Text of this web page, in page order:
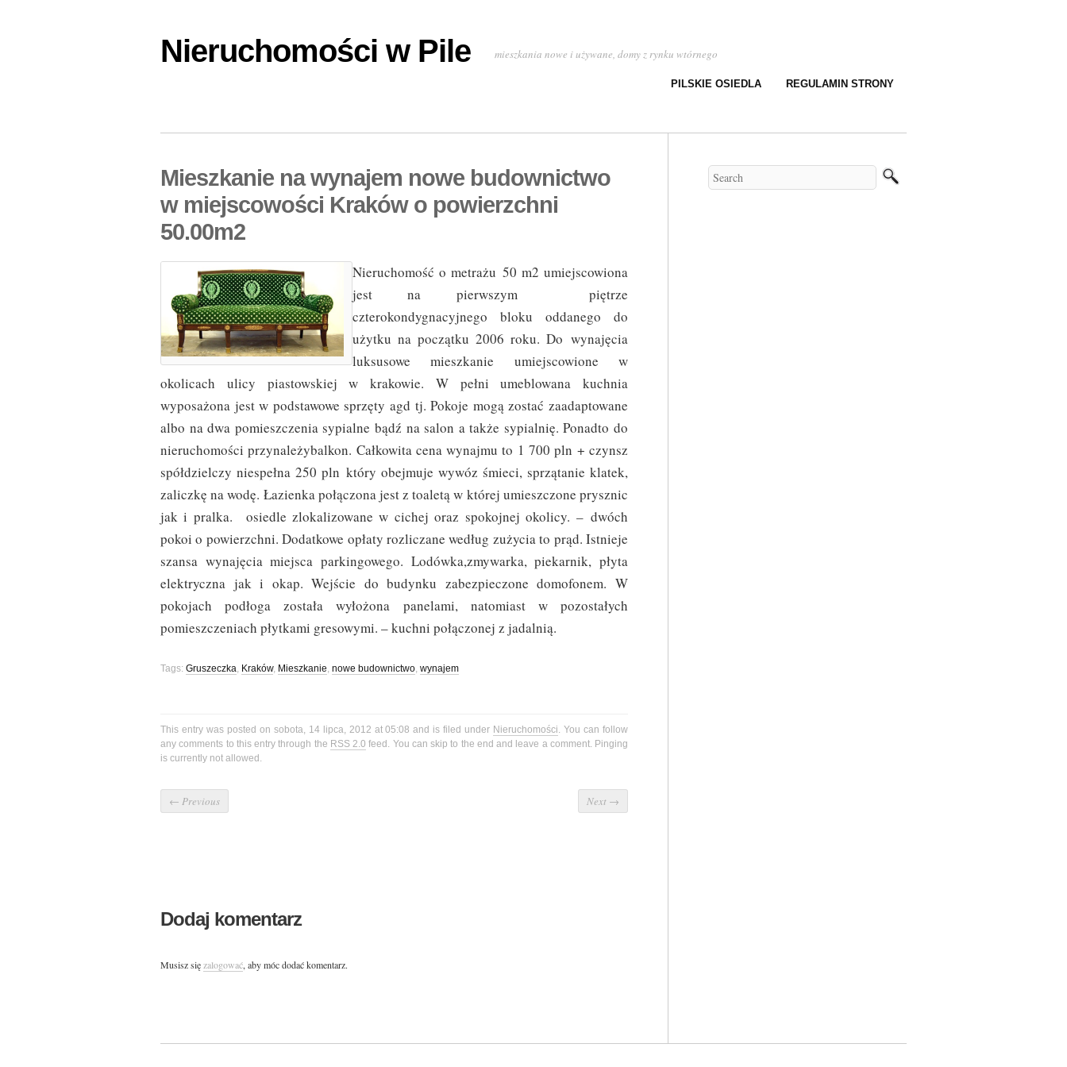
Nieruchomości w Pile mieszkania nowe i używane, domy z rynku wtórnego
PILSKIE OSIEDLA REGULAMIN STRONY
Mieszkanie na wynajem nowe budownictwo
w miejscowości Kraków o powierzchni
50.00m2
Nieruchomość o metrażu 50 m2 umiejscowiona
jest na pierwszym piętrze
czterokondygnacyjnego bloku oddanego do
użytku na początku 2006 roku. Do wynajęcia
luksusowe mieszkanie umiejscowione w
okolicach ulicy piastowskiej w krakowie. W pełni umeblowana kuchnia
wyposażona jest w podstawowe sprzęty agd tj. Pokoje mogą zostać zaadaptowane
albo na dwa pomieszczenia sypialne bądź na salon a także sypialnię. Ponadto do
nieruchomości przynależybalkon. Całkowita cena wynajmu to 1 700 pln + czynsz
spółdzielczy niespełna 250 pln który obejmuje wywóz śmieci, sprzątanie klatek,
zaliczkę na wodę. Łazienka połączona jest z toaletą w której umieszczone prysznic
jak i pralka. osiedle zlokalizowane w cichej oraz spokojnej okolicy. – dwóch
pokoi o powierzchni. Dodatkowe opłaty rozliczane według zużycia to prąd. Istnieje
szansa wynajęcia miejsca parkingowego. Lodówka,zmywarka, piekarnik, płyta
elektryczna jak i okap. Wejście do budynku zabezpieczone domofonem. W
pokojach podłoga została wyłożona panelami, natomiast w pozostałych
pomieszczeniach płytkami gresowymi. – kuchni połączonej z jadalnią.
Tags: Gruszeczka, Kraków, Mieszkanie, nowe budownictwo, wynajem
This entry was posted on sobota, 14 lipca, 2012 at 05:08 and is filed under Nieruchomości. You can follow
any comments to this entry through the RSS 2.0 feed. You can skip to the end and leave a comment. Pinging
is currently not allowed.
← Previous Next →
Dodaj komentarz
Musisz sięzalogować, aby móc dodać komentarz.